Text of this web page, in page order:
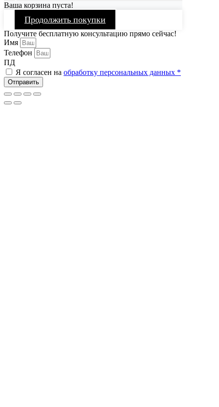
Ваша корзина пуста!
Продолжить покупки
Получите бесплатную консультацию прямо сейчас!
Имя
Телефон
ПД
Я согласен на обработку персональных данных *
Отправить